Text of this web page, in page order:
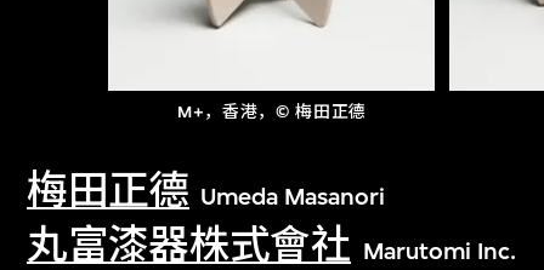
M+，香港，© 梅田正德
梅田正德 Umeda Masanori
丸富漆器株式會社 Marutomi Inc.
文化藏品。